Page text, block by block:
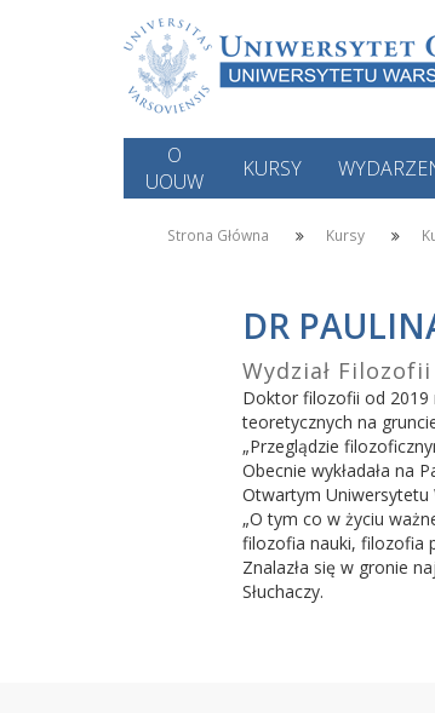
O
UOUW
KURSY
Strona Główna Kursy
DR
Wydział Filozofii
Doktor filozofii od 2019
teoretycznych na
„Przeglądzie
Obecnie wykładała na
Otwartym Uniwersytetu
„O tym co w życiu
filozofia nauki, filozofia
Znalazła się w gronie
Słuchaczy.